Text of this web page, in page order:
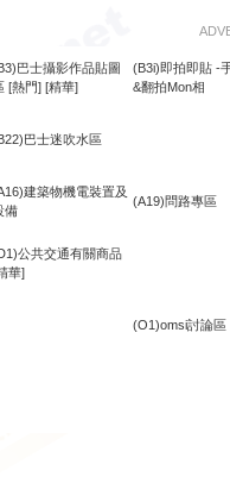
巴士攝影作品貼圖
[熱門] [精華]
(B3i)即拍即貼 -
&翻拍Mon相
巴士迷吹水區
建築物機電裝置及
備
(A19)問路專區
公共交通有關商品
華]
(O1)omsi討論區